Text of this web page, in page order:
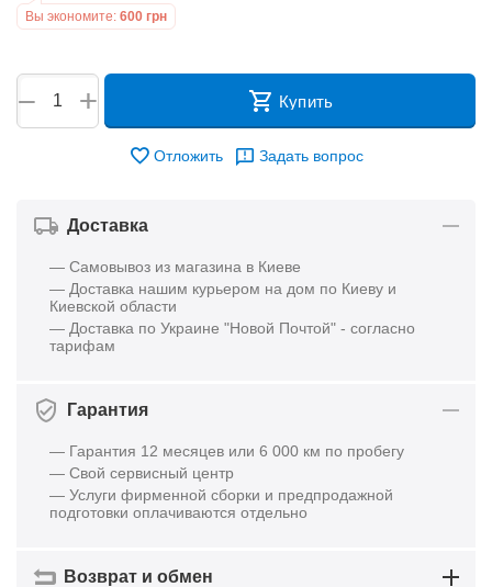
Вы экономите: 600 грн
+
− Купить
Отложить Задать вопрос
Доставка
— Самовывоз из магазина в Киеве
— Доставка нашим курьером на дом по Киеву и
Киевской области
— Доставка по Украине "Новой Почтой" - согласно
тарифам
Гарантия
— Гарантия 12 месяцев или 6 000 км по пробегу
— Свой сервисный центр
— Услуги фирменной сборки и предпродажной
подготовки оплачиваются отдельно
Возврат и обмен